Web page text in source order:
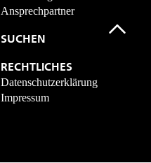
Ansprechpartner
SUCHEN
RECHTLICHES
Datenschutzerklärung
Impressum